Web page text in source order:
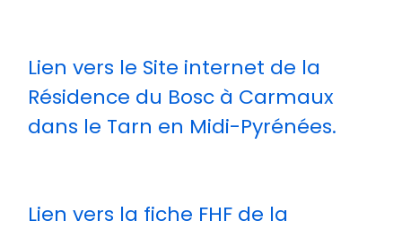
Lien vers le Site internet de la
Résidence du Bosc à Carmaux
dans le Tarn en Midi-Pyrénées.
Lien vers la fiche FHF de la